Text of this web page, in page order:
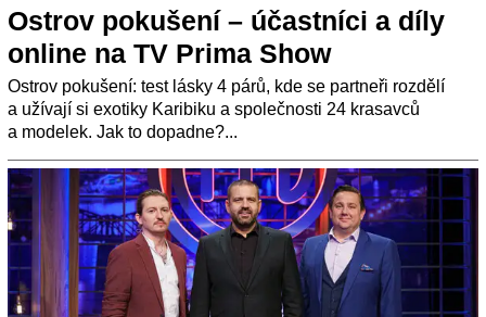
Ostrov pokušení – účastníci a díly
online na TV Prima Show
Ostrov pokušení: test lásky 4 párů, kde se partneři rozdělí
a užívají si exotiky Karibiku a společnosti 24 krasavců
a modelek. Jak to dopadne?...